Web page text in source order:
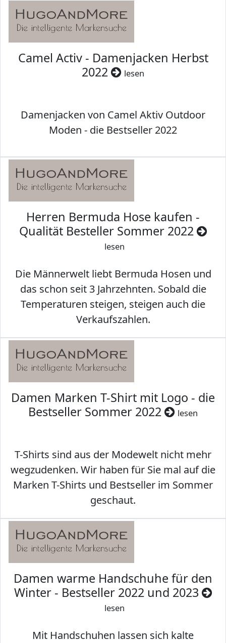
Camel Activ - Damenjacken Herbst
2022
lesen
Damenjacken von Camel Aktiv Outdoor
Moden - die Bestseller 2022
Herren Bermuda Hose kaufen -
Qualität Besteller Sommer 2022
lesen
Die Männerwelt liebt Bermuda Hosen und
das schon seit 3 Jahrzehnten. Sobald die
Temperaturen steigen, steigen auch die
Verkaufszahlen.
Damen Marken T-Shirt mit Logo - die
Bestseller Sommer 2022
lesen
T-Shirts sind aus der Modewelt nicht mehr
wegzudenken. Wir haben für Sie mal auf die
Marken T-Shirts und Bestseller im Sommer
geschaut.
Damen warme Handschuhe für den
Winter - Bestseller 2022 und 2023
lesen
Mit Handschuhen lassen sich kalte